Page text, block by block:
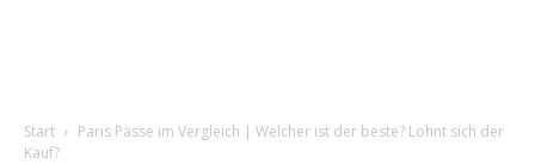
Start
Paris Pässe im Vergleich | Welcher ist der beste? Lohnt sich der
Kauf?